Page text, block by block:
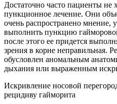
Достаточно часто пациенты не
пункционное лечение. Они
очень распространено мнение,
выполнить пункцию
после этого ее придется
зрения в корне неправильная.
обусловлен аномальным
дыхания или выраженным
Искривление носовой
рецидиву гайморита